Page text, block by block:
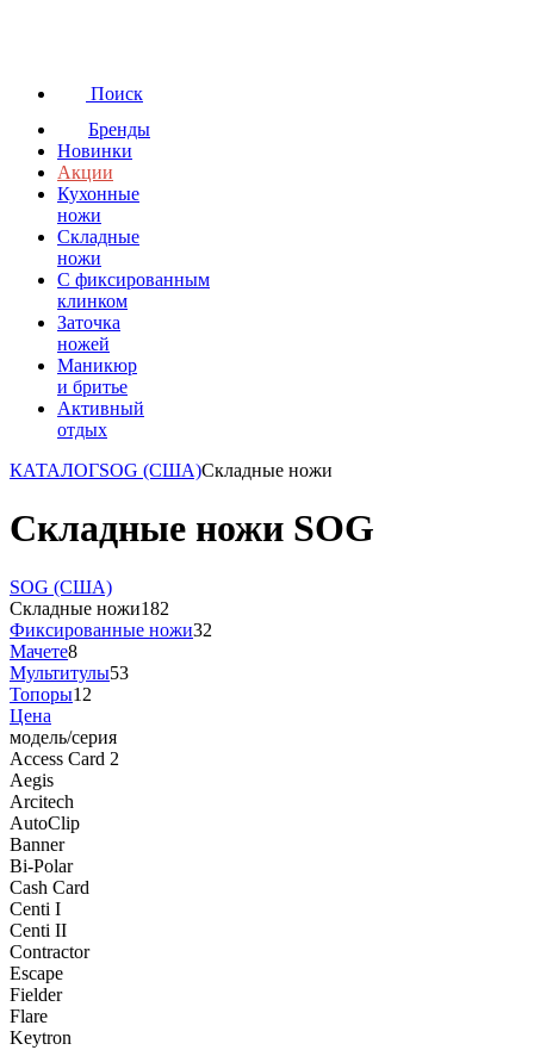
Поиск
Бренды
Новинки
Акции
Кухонные
ножи
Складные
ножи
C фиксированным
клинком
Заточка
ножей
Маникюр
и бритье
Активный
отдых
КАТАЛОГSOG (США)Складные ножи
Складные ножи SOG
SOG (США)
Складные ножи182
Фиксированные ножи32
Мачете8
Мультитулы53
Топоры12
Цена
модель/серия
Access Card 2
Aegis
Arcitech
AutoClip
Banner
Bi-Polar
Cash Card
Centi I
Centi II
Contractor
Escape
Fielder
Flare
Keytron